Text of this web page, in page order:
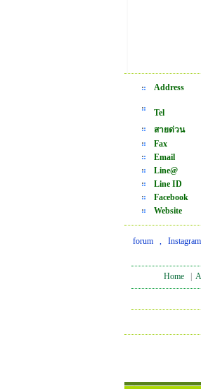
Address
Tel
สายด่วน
Fax
Email
Line@
Line ID
Facebook
Website
forum ,
Home